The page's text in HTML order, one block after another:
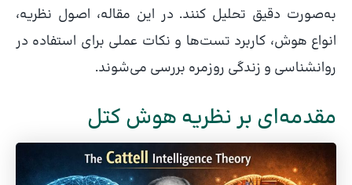
به‌صورت دقیق تحلیل کنند. در این مقاله، اصول نظریه،
انواع هوش، کاربرد تست‌ها و نکات عملی برای استفاده در
روانشناسی و زندگی روزمره بررسی می‌شوند.
مقدمه‌ای بر نظریه هوش کتل